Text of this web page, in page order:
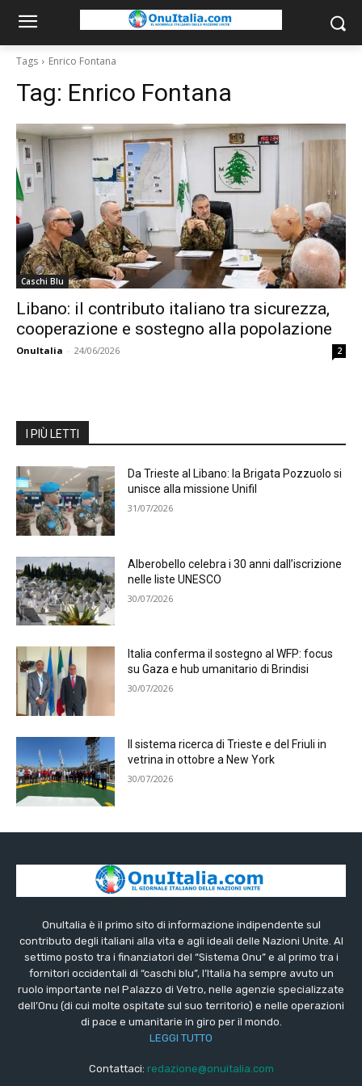
Tags Enrico Fontana
Tag: Enrico Fontana
Caschi Blu
Libano: il contributo italiano tra sicurezza,
cooperazione e sostegno alla popolazione
OnuItalia - 24/06/2026 2
I PIÙ LETTI
Da Trieste al Libano: la Brigata Pozzuolo si
unisce alla missione Unifil
31/07/2026
Alberobello celebra i 30 anni dall’iscrizione
nelle liste UNESCO
30/07/2026
Italia conferma il sostegno al WFP: focus
su Gaza e hub umanitario di Brindisi
30/07/2026
Il sistema ricerca di Trieste e del Friuli in
vetrina in ottobre a New York
30/07/2026
OnuItalia è il primo sito di informazione indipendente sul
contributo degli italiani alla vita e agli ideali delle Nazioni Unite. Al
settimo posto tra i finanziatori del “Sistema Onu” e al primo tra i
fornitori occidentali di “caschi blu”, l’Italia ha sempre avuto un
ruolo importante nel Palazzo di Vetro, nelle agenzie specializzate
dell’Onu (di cui molte ospitate sul suo territorio) e nelle operazioni
di pace e umanitarie in giro per il mondo.
LEGGI TUTTO
Contattaci: redazione@onuitalia.com